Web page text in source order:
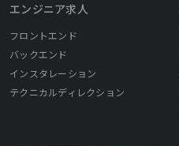
エンジニア求人
フロントエンド
バックエンド
インスタレーション
テクニカルディレクション